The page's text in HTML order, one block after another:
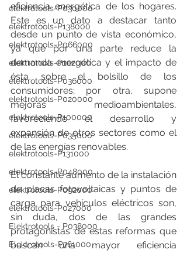
elektrotools-P030000
elektrotools-P138000
elektrotools-P066000
elektrotools-P102000
elektrotools-P036000
elektrotools-P020000
elektrotools-P100000
elektrotools-P035000
elektrotools-P131000
elektrotools-P048000
elektrotools-P092000
elektrotools-P027000
Elektrotools - P038000
Elektrotools-P761000
eficiencia energética de los hogares.
Este es un dato a destacar tanto
desde un punto de vista económico,
ya que por una parte reduce la
demanda energética y el impacto de
ésta sobre el bolsillo de los
consumidores; por otra, supone
mejoras medioambientales,
favoreciendo el desarrollo y
expansión de otros sectores como el
de las energías renovables.
El constante aumento de la instalación
de placas fotovoltaicas y puntos de
carga para vehículos eléctricos son,
sin duda, dos de las grandes
protagonistas de estas reformas que
buscan una mayor eficiencia